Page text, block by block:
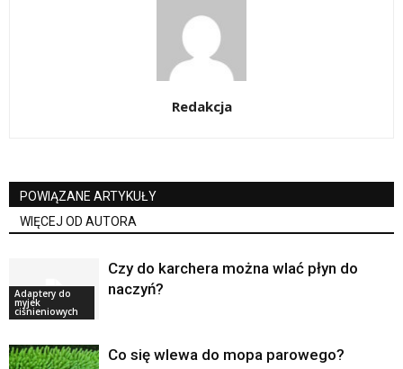
Redakcja
POWIĄZANE ARTYKUŁY
WIĘCEJ OD AUTORA
Adaptery do
myjek
ciśnieniowych
Czy do karchera można wlać płyn do
naczyń?
Co się wlewa do mopa parowego?